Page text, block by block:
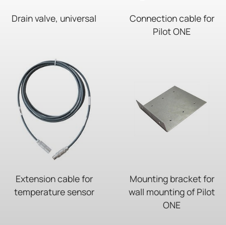
Drain valve, universal
Connection cable for
Pilot ONE
Extension cable for
temperature sensor
Mounting bracket for
wall mounting of Pilot
ONE